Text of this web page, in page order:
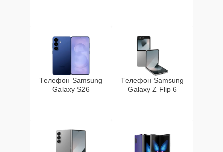
Телефон Samsung
Galaxy S26
Телефон Samsung
Galaxy Z Flip 6